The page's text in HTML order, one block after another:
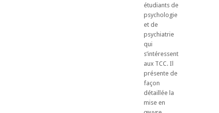
étudiants de
psychologie
et de
psychiatrie
qui
s’intéressent
aux TCC. Il
présente de
façon
détaillée la
mise en